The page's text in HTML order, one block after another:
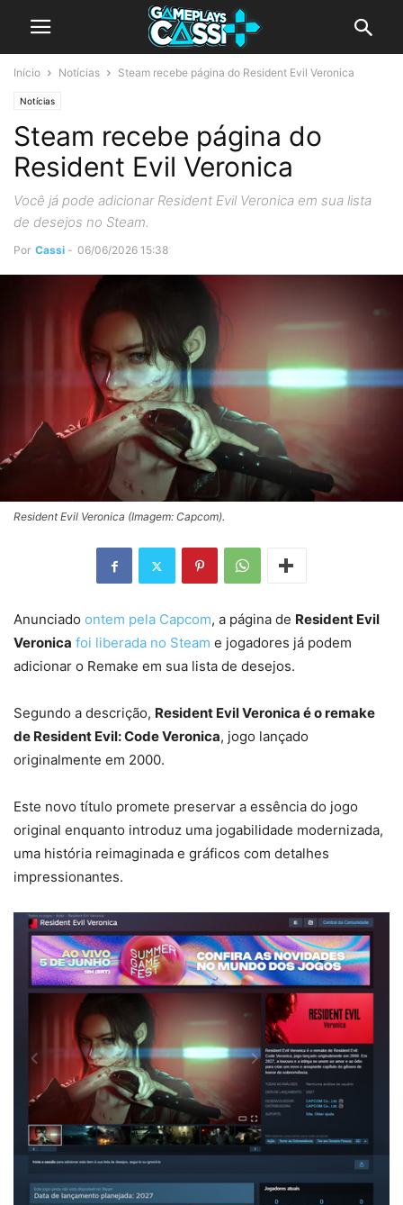
Início Notícias Steam recebe página do Resident Evil Veronica
Notícias
Steam recebe página do
Resident Evil Veronica
Você já pode adicionar Resident Evil Veronica em sua lista
de desejos no Steam.
Por Cassi - 06/06/2026 15:38
Resident Evil Veronica (Imagem: Capcom).
Anunciado ontem pela Capcom, a página de Resident Evil
Veronica foi liberada no Steam e jogadores já podem
adicionar o Remake em sua lista de desejos.
Segundo a descrição, Resident Evil Veronica é o remake
de Resident Evil: Code Veronica, jogo lançado
originalmente em 2000.
Este novo título promete preservar a essência do jogo
original enquanto introduz uma jogabilidade modernizada,
uma história reimaginada e gráficos com detalhes
impressionantes.